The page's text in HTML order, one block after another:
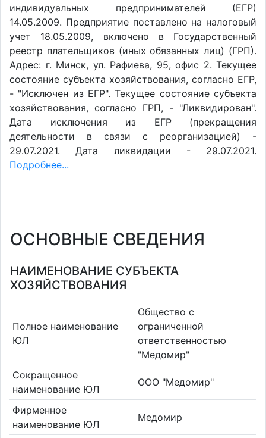
индивидуальных предпринимателей (ЕГР)
14.05.2009. Предприятие поставлено на налоговый
учет 18.05.2009, включено в Государственный
реестр плательщиков (иных обязанных лиц) (ГРП).
Адрес: г. Минск, ул. Рафиева, 95, офис 2. Текущее
состояние субъекта хозяйствования, согласно ЕГР,
- "Исключен из ЕГР". Текущее состояние субъекта
хозяйствования, согласно ГРП, - "Ликвидирован".
Дата исключения из ЕГР (прекращения
деятельности в связи с реорганизацией) -
29.07.2021. Дата ликвидации - 29.07.2021.
Подробнее...
ОСНОВНЫЕ СВЕДЕНИЯ
НАИМЕНОВАНИЕ СУБЪЕКТА
ХОЗЯЙСТВОВАНИЯ
Полное наименование
ЮЛ
Общество с
ограниченной
ответственностью
"Медомир"
Сокращенное
наименование ЮЛ
ООО "Медомир"
Фирменное
наименование ЮЛ
Медомир